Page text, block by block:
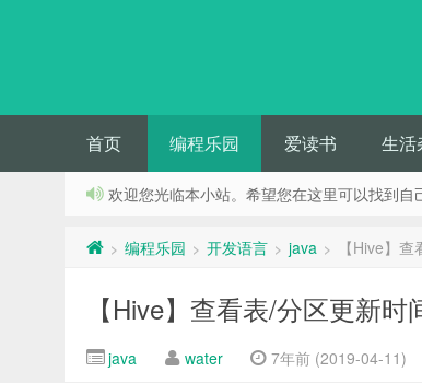
首页 编程乐园 爱读书 生活
欢迎您光临本小站。希望您在这里可以找到自
> 编程乐园 > 开发语言 > java > 【Hive】
【Hive】查看表/分区更新时
java water 7年前 (2019-04-11)